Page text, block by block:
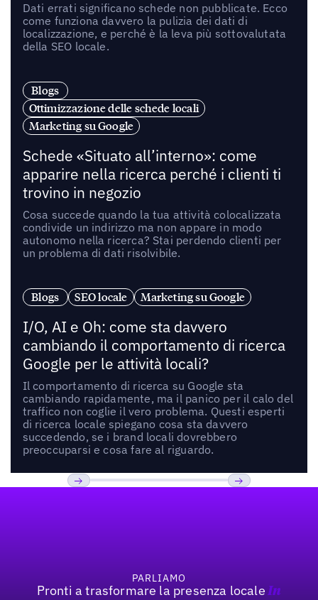
Dati errati significano schede non pubblicate. Ecco
come funziona davvero la pulizia dei dati di
localizzazione, e perché è la leva più sottovalutata
della SEO locale.
Blogs
Ottimizzazione delle schede locali
Marketing su Google
Schede «Situato all’interno»: come
apparire nella ricerca perché i clienti ti
trovino in negozio
Cosa succede quando la tua attività colocalizzata
condivide un indirizzo ma non appare in modo
autonomo nella ricerca? Stai perdendo clienti per
un problema di dati risolvibile.
Blogs SEO locale Marketing su Google
I/O, AI e Oh: come sta davvero
cambiando il comportamento di ricerca
Google per le attività locali?
Il comportamento di ricerca su Google sta
cambiando rapidamente, ma il panico per il calo del
traffico non coglie il vero problema. Questi esperti
di ricerca locale spiegano cosa sta davvero
succedendo, se i brand locali dovrebbero
preoccuparsi e cosa fare al riguardo.
PARLIAMO
Pronti a trasformare la presenza locale In